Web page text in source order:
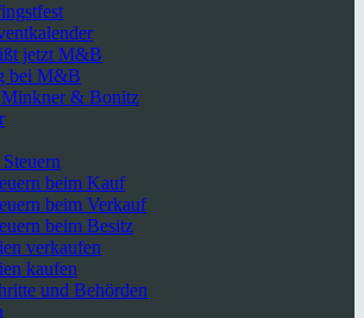
jetzt M&B
bei M&B
Minkner & Bonitz
beim Kauf
beim Verkauf
beim Besitz
verkaufen
kaufen
und Behörden